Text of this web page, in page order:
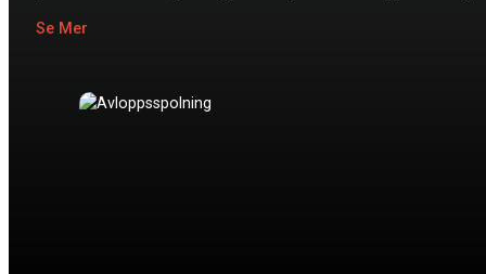
Se Mer